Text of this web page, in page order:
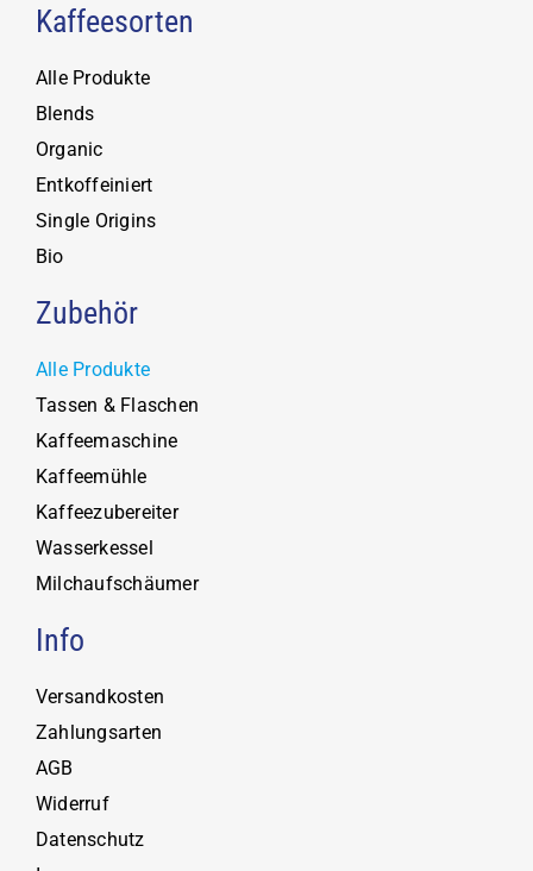
Kaffeesorten
Alle Produkte
Blends
Organic
Entkoffeiniert
Single Origins
Bio
Zubehör
Alle Produkte
Tassen & Flaschen
Kaffeemaschine
Kaffeemühle
Kaffeezubereiter
Wasserkessel
Milchaufschäumer
Info
Versandkosten
Zahlungsarten
AGB
Widerruf
Datenschutz